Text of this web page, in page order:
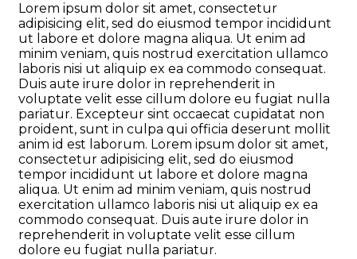
Lorem ipsum dolor sit amet, consectetur
adipisicing elit, sed do eiusmod tempor incididunt
ut labore et dolore magna aliqua. Ut enim ad
minim veniam, quis nostrud exercitation ullamco
laboris nisi ut aliquip ex ea commodo consequat.
Duis aute irure dolor in reprehenderit in
voluptate velit esse cillum dolore eu fugiat nulla
pariatur. Excepteur sint occaecat cupidatat non
proident, sunt in culpa qui officia deserunt mollit
anim id est laborum. Lorem ipsum dolor sit amet,
consectetur adipisicing elit, sed do eiusmod
tempor incididunt ut labore et dolore magna
aliqua. Ut enim ad minim veniam, quis nostrud
exercitation ullamco laboris nisi ut aliquip ex ea
commodo consequat. Duis aute irure dolor in
reprehenderit in voluptate velit esse cillum
dolore eu fugiat nulla pariatur.